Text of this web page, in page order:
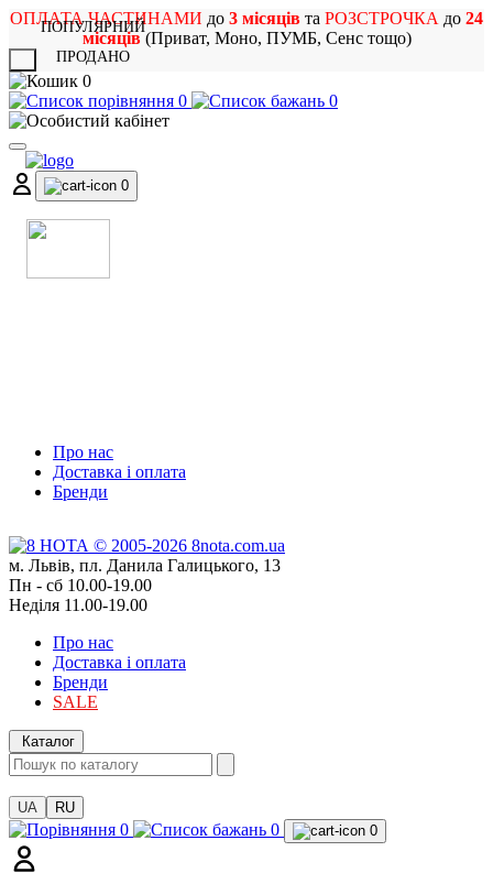
ОПЛАТА ЧАСТИНАМИ до 3 місяців та РОЗСТРОЧКА до 24
місяців(Приват, Моно, ПУМБ, Сенс тощо)
0
0
0
0
Про нас
Доставка і оплата
Бренди
м. Львів, пл. Данила Галицького, 13
Пн - сб 10.00-19.00
Неділя 11.00-19.00
Про нас
Доставка і оплата
Бренди
SALE
Каталог
UA RU
0 0 0
ПОПУЛЯРНИЙ
ПРОДАНО